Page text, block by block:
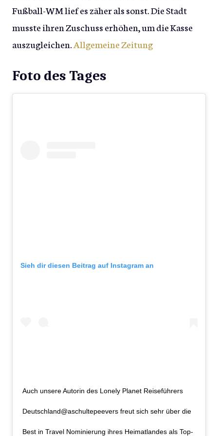
Fußball-WM lief es zäher als sonst. Die Stadt
musste ihren Zuschuss erhöhen, um die Kasse
auszugleichen.Allgemeine Zeitung
Foto des Tages
Sieh dir diesen Beitrag auf Instagram an
Auch unsere Autorin des Lonely Planet Reiseführers
Deutschland@aschultepeevers freut sich sehr über die
Best in Travel Nominierung ihres Heimatlandes als Top-